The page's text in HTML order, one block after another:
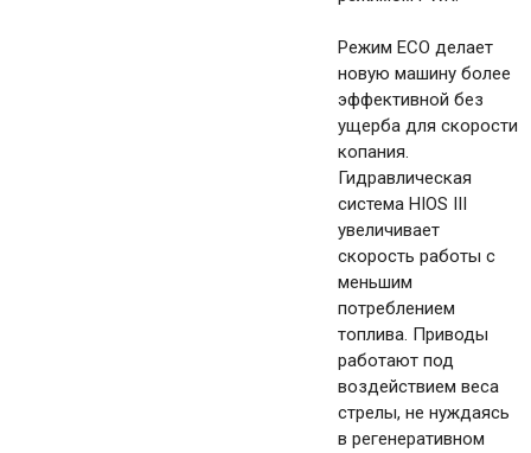
Режим ECO делает
новую машину более
эффективной без
ущерба для скорости
копания.
Гидравлическая
система HIOS III
увеличивает
скорость работы с
меньшим
потреблением
топлива. Приводы
работают под
воздействием веса
стрелы, не нуждаясь
в регенеративном